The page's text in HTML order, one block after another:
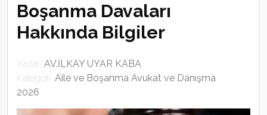
Boşanma Davaları
Hakkında Bilgiler
Yazar: AV.İLKAY UYAR KABA
Kategori: Aile ve Boşanma Avukat ve Danışma
2026